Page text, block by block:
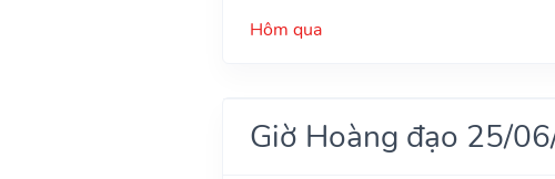
Hôm qua
Giờ Hoàng đạo 25/